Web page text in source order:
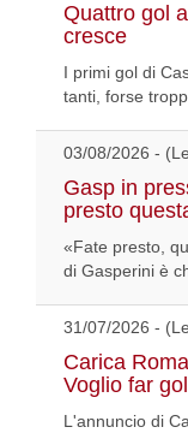
Quattro gol
cresce
I primi gol di
tanti, forse
03/08/2026 -
Gasp in
presto
«Fate presto,
di Gasperini è
31/07/2026 -
Carica
Voglio far
L'annuncio di